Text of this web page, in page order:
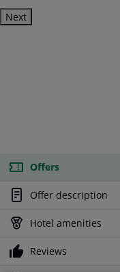
Next
Offers
Offer description
Hotel amenities
Reviews